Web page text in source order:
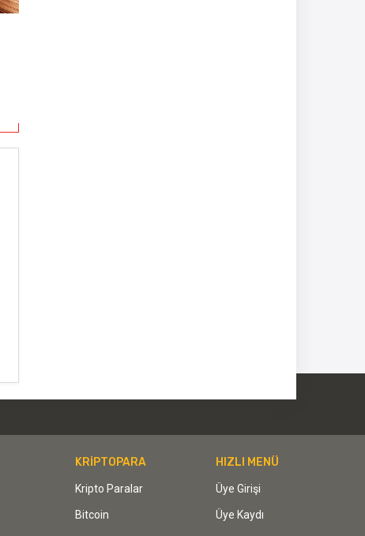
KRİPTOPARA
Kripto Paralar
Bitcoin
HIZLI MENÜ
Üye Girişi
Üye Kaydı